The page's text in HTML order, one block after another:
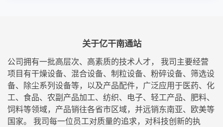
关于亿干南通站
公司拥有一批高层次、高素质的技术人才， 我司主要经营
项目有干燥设备、混合设备、制粒设备、粉碎设备、筛选设
备、除尘系列设备等，以及产品配件，广泛应用于医药、化
工、食品、农副产品加工、纺织、电子、轻工产品、肥料、
饲料等领域，产品销往各省市区域，并远销东南亚、欧美等
国家。 我司每一位员工对质量的追求，对科技创新的执